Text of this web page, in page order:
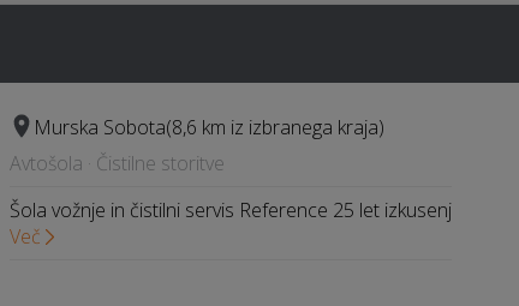
Murska Sobota(8,6 km iz izbranega kraja)
Avtošola · Čistilne storitve
Šola vožnje in čistilni servis Reference 25 let izkusenj
Več